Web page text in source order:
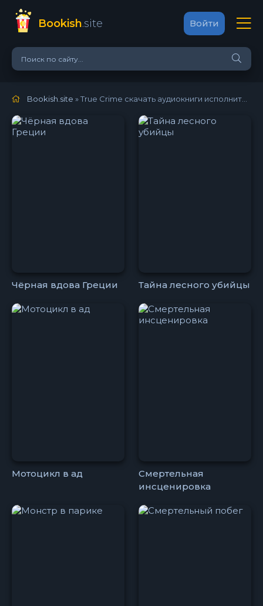
Bookish.site Войти
Bookish.site » True Crime скачать аудиокниги исполнителя онлайн
Чёрная вдова Греции Тайна лесного убийцы
Мотоцикл в ад
Смертельная
инсценировка